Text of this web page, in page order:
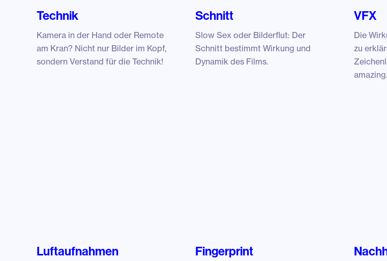
Technik
Kamera in der Hand oder Remote
am Kran? Nicht nur Bilder im Kopf,
sondern Verstand für die Technik!
Schnitt
Slow Sex oder Bilderflut: Der
Schnitt bestimmt Wirkung und
Dynamik des Films.
VFX
Die
zu
amazing.
Luftaufnahmen Fingerprint